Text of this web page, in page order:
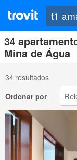
34
Mina de Água
34 resultados
Ordenar por